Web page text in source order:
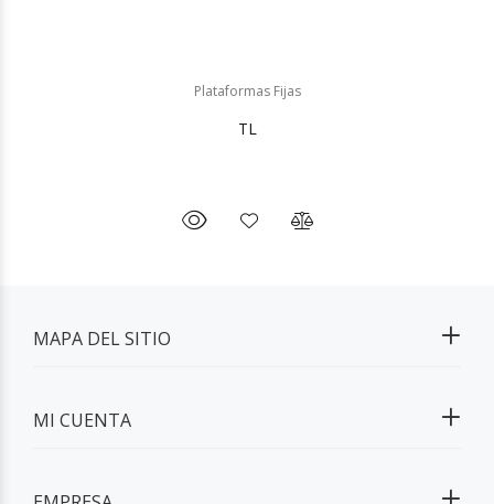
Plataformas Fijas
TL
MAPA DEL SITIO
MI CUENTA